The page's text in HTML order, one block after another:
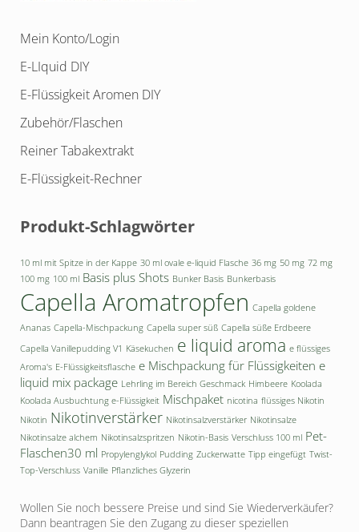
Mein Konto/Login
E-LIquid DIY
E-Flüssigkeit Aromen DIY
Zubehör/Flaschen
Reiner Tabakextrakt
E-Flüssigkeit-Rechner
Produkt-Schlagwörter
10 ml mit Spitze in der Kappe 30 ml ovale e-liquid Flasche 36 mg 50 mg 72 mg
100 mg 100 ml Basis plus Shots Bunker Basis Bunkerbasis
Capella Aromatropfen Capella goldene
Ananas Capella-Mischpackung Capella super süß Capella süße Erdbeere
Capella Vanillepudding V1 Käsekuchen e liquid aroma e flüssiges
Aroma's E-Flüssigkeitsflasche e Mischpackung für Flüssigkeiten e
liquid mix package Lehrling im Bereich Geschmack Himbeere Koolada
Koolada Ausbuchtung e-Flüssigkeit Mischpaket nicotina flüssiges Nikotin
Nikotin Nikotinverstärker Nikotinsalzverstärker Nikotinsalze
Nikotinsalze alchem Nikotinsalzspritzen Nikotin-Basis Verschluss 100 ml Pet-
Flaschen30 ml Propylenglykol Pudding Zuckerwatte Tipp eingefügt Twist-
Top-Verschluss Vanille Pflanzliches Glyzerin
Wollen Sie noch bessere Preise und sind Sie Wiederverkäufer?
Dann beantragen Sie den Zugang zu dieser speziellen